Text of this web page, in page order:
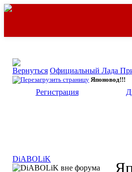
Официальный Лада
Японовод!!!
Регистрация
DiABOLiK